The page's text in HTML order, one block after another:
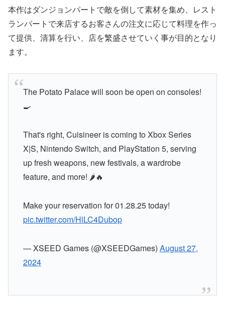
本作はダンジョンパートで敵を倒して素材を集め、レスト
ランパートで来店するお客さんの注文に応じて料理を作っ
て提供、清算を行い、店を繁盛させていく事が目的となり
ます。
The Potato Palace will soon be open on consoles!
🍳
That's right, Cuisineer is coming to Xbox Series
X|S, Nintendo Switch, and PlayStation 5, serving
up fresh weapons, new festivals, a wardrobe
feature, and more! 🌶️🔥
Make your reservation for 01.28.25 today!
pic.twitter.com/HlLC4Dubop
— XSEED Games (@XSEEDGames) August 27,
2024